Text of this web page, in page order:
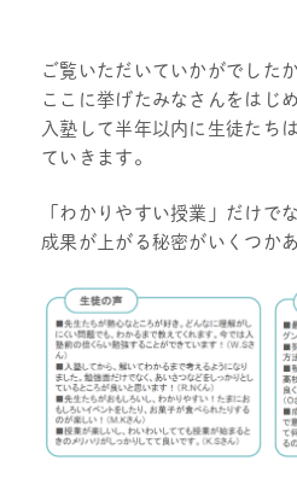
ご覧いただいていかがでした
ここに挙げたみなさんをはじめ
入塾して半年以内に生徒たち
ていきます。
「わかりやすい授業」だけでな
成果が上がる秘密がいくつか